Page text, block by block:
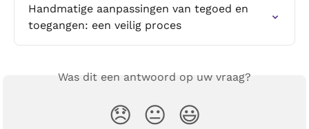
Handmatige aanpassingen van tegoed en
toegangen: een veilig proces
Was dit een antwoord op uw vraag?
😞 😐 😃